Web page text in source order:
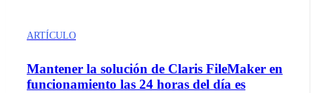
ARTÍCULO
Mantener la solución de Claris FileMaker en
funcionamiento las 24 horas del día es